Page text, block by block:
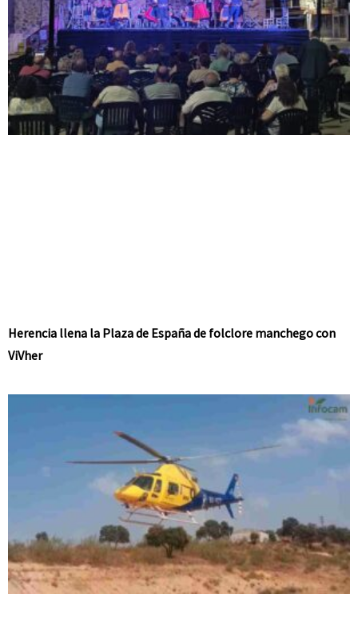
Herencia llena la Plaza de España de folclore manchego con
ViVher